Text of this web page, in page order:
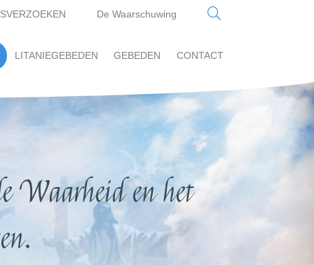
De Waarschuwing
LITANIEGEBEDEN GEBEDEN CONTACT
Waarheid en het